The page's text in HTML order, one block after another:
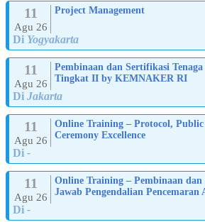
11
Agu 26
Project Management
Di Yogyakarta
11
Agu 26
Pembinaan dan Sertifikasi
Tingkat II by KEMNAKER RI
Di Jakarta
11
Agu 26
Online Training – Protocol,
Ceremony Excellence
Di -
11
Agu 26
Online Training – Pembinaan
Jawab Pengendalian Pencemaran
Di -